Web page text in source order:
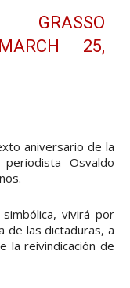
MARCH 25,
aniversario de la
Osvaldo
vivirá por
de las dictaduras, a
la reivindicación de